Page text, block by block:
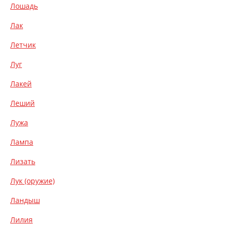
Лошадь
Лак
Летчик
Луг
Лакей
Леший
Лужа
Лампа
Лизать
Лук (оружие)
Ландыш
Лилия